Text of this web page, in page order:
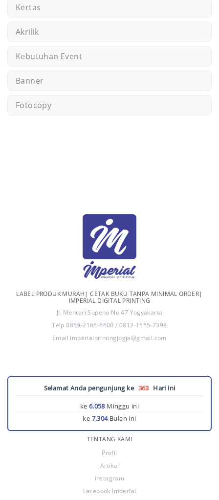
Kertas
Akrilik
Kebutuhan Event
Banner
Fotocopy
LABEL PRODUK MURAH| CETAK BUKU TANPA MINIMAL ORDER|
IMPERIAL DIGITAL PRINTING
Jl. Menteri Supeno No 47 Yogyakarta
Telp 0859-2166-6600 / 0812-1555-7398
Email imperialprintingjogja@gmail.com
Selamat Anda pengunjung ke 363 Hari ini
ke 6.058Minggu ini
ke 7.304Bulan ini
TENTANG KAMI
Profil
Artikel
Instagram
Facebook Imperial